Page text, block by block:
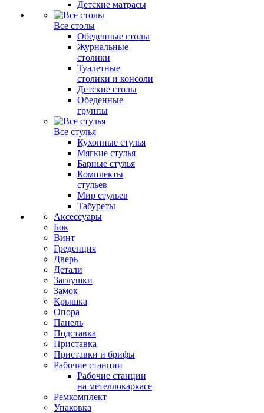
Детские матрасы
Все столы
Обеденные столы
Журнальные
столики
Туалетные
столики и консоли
Детские столы
Обеденные
группы
Все стулья
Кухонные стулья
Мягкие стулья
Барные стулья
Комплекты
стульев
Мир стульев
Табуреты
Аксессуары
Бок
Винт
Греденция
Дверь
Детали
Заглушки
Замок
Крышка
Опора
Панель
Подставка
Приставка
Приставки и брифы
Рабочие станции
Рабочие станции
на метеллокаркасе
Ремкомплект
Упаковка